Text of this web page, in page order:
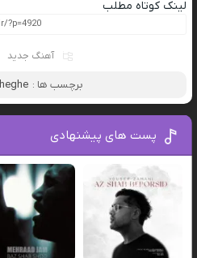
لینک کوتاه مطلب
آهنگ جدید
برچسب ها :
پست های پیشنهادی